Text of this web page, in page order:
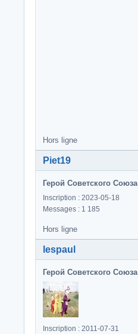
Hors ligne
Piet19
Герой Советского Союза
Inscription : 2023-05-18
Messages : 1 185
Hors ligne
lespaul
Герой Советского Союза
Inscription : 2011-07-31